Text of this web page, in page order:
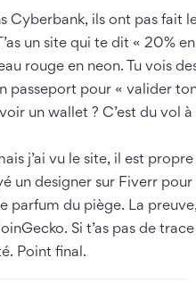
Cyberbank, ils ont pas fait
un site qui te dit « 20% en
rouge en neon. Tu vois
passeport pour « valider
un wallet ? C’est du vol à
j’ai vu le site, il est propre
un designer sur Fiverr pour
parfum du piège. La
Si t’as pas de trace
Point final.